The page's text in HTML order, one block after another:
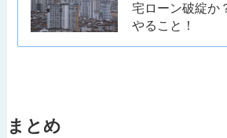
宅ローン破綻か
やること！
まとめ